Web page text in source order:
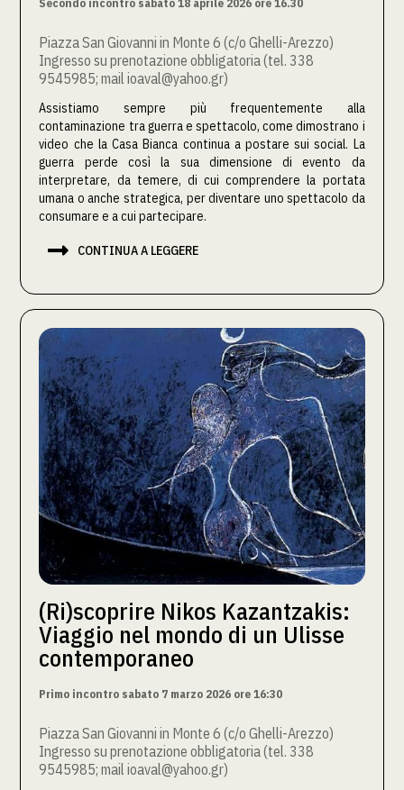
Secondo incontro sabato 18 aprile 2026 ore 16.30
Piazza San Giovanni in Monte 6 (c/o Ghelli-Arezzo)
Ingresso su prenotazione obbligatoria (tel. 338
9545985; mail ioaval@yahoo.gr)
Assistiamo sempre più frequentemente alla
contaminazione tra guerra e spettacolo, come dimostrano i
video che la Casa Bianca continua a postare sui social. La
guerra perde così la sua dimensione di evento da
interpretare, da temere, di cui comprendere la portata
umana o anche strategica, per diventare uno spettacolo da
consumare e a cui partecipare.
 CONTINUA A LEGGERE
(Ri)scoprire Nikos Kazantzakis:
Viaggio nel mondo di un Ulisse
contemporaneo
Primo incontro sabato 7 marzo 2026 ore 16:30
Piazza San Giovanni in Monte 6 (c/o Ghelli-Arezzo)
Ingresso su prenotazione obbligatoria (tel. 338
9545985; mail ioaval@yahoo.gr)